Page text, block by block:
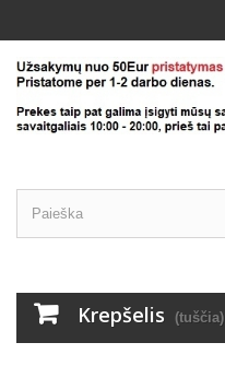
Krepšelis (tuščia)